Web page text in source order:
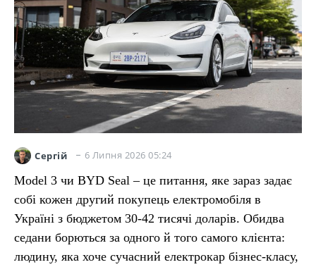
Сергій 6 Липня 2026 05:24
Model 3 чи BYD Seal – це питання, яке зараз задає
собі кожен другий покупець електромобіля в
Україні з бюджетом 30-42 тисячі доларів. Обидва
седани борються за одного й того самого клієнта:
людину, яка хоче сучасний електрокар бізнес-класу,